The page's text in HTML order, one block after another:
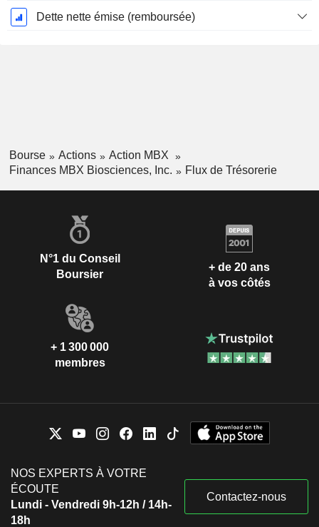
Dette nette émise (remboursée)
Bourse Actions
Action MBX
Finances MBX Biosciences, Inc.
Flux de Trésorerie
N°1 du Conseil
Boursier
+ de 20 ans
à vos côtés
+ 1 300 000
membres
NOS EXPERTS À VOTRE
ÉCOUTE
Lundi - Vendredi 9h-12h / 14h-
18h
Contactez-nous